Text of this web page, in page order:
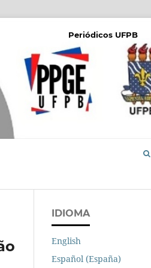
Periódicos UFPB
IDIOMA
English
Español (España)